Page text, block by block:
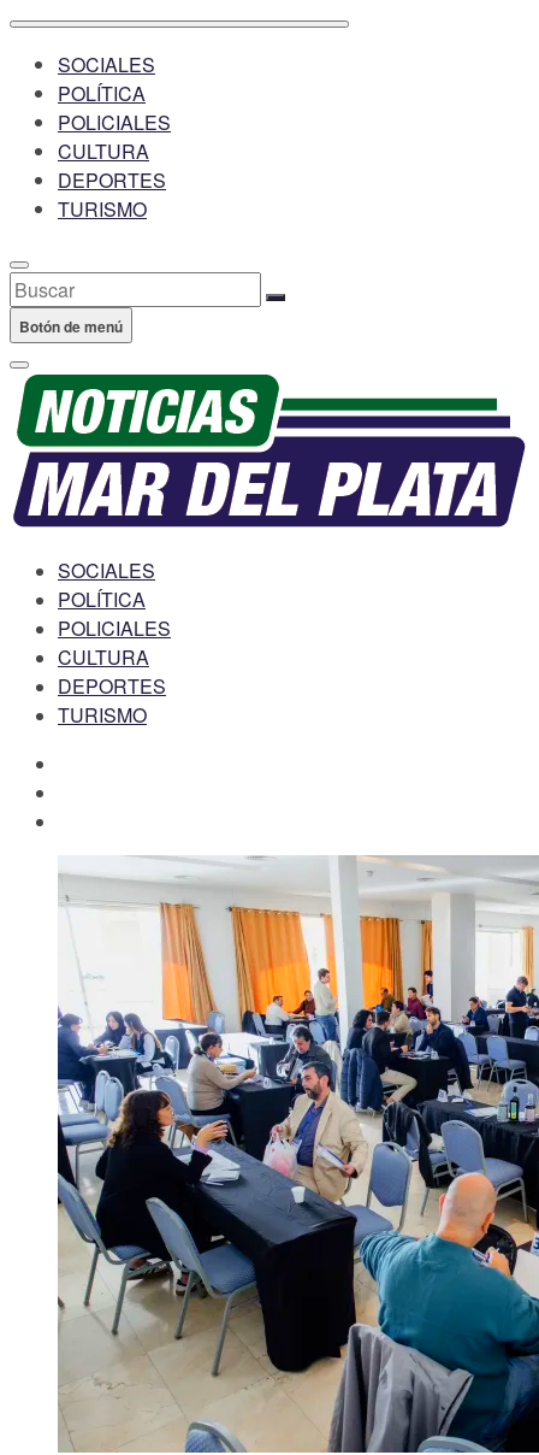
SOCIALES
POLÍTICA
POLICIALES
CULTURA
DEPORTES
TURISMO
Buscar
Botón de menú
SOCIALES
POLÍTICA
POLICIALES
CULTURA
DEPORTES
TURISMO